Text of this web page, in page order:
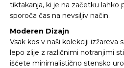
tiktakanja, ki je na začetku lahko
sporoča čas na nevsiljiv način.
Moderen Dizajn
Vsak kos v naši kolekciji izžareva
lepo zlije z različnimi notranjimi
iščete minimalistično stensko